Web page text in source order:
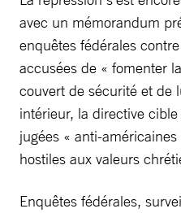
avec un mémorandum
enquêtes fédérales
accusées de « fomenter
couvert de sécurité et de
intérieur, la directive
jugées « anti-
hostiles aux valeurs
Enquêtes fédérales,